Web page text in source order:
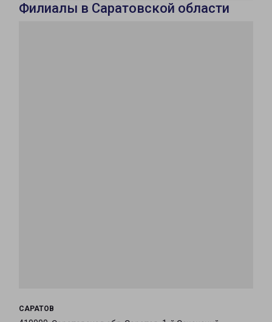
Филиалы в Саратовской области
САРАТОВ